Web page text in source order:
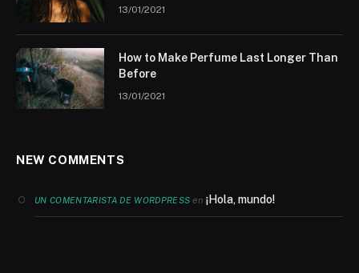
13/01/2021
How to Make Perfume Last Longer Than
Before
13/01/2021
NEW COMMENTS
UN COMENTARISTA DE WORDPRESS en¡Hola, mundo!